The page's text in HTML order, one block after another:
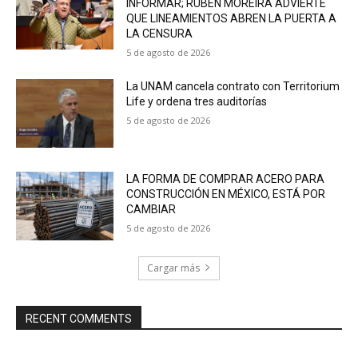
INFORMAR; RUBÉN MOREIRA ADVIERTE
QUE LINEAMIENTOS ABREN LA PUERTA A
LA CENSURA
5 de agosto de 2026
La UNAM cancela contrato con Territorium
Life y ordena tres auditorías
5 de agosto de 2026
LA FORMA DE COMPRAR ACERO PARA
CONSTRUCCIÓN EN MÉXICO, ESTÁ POR
CAMBIAR
5 de agosto de 2026
Cargar más
RECENT COMMENTS